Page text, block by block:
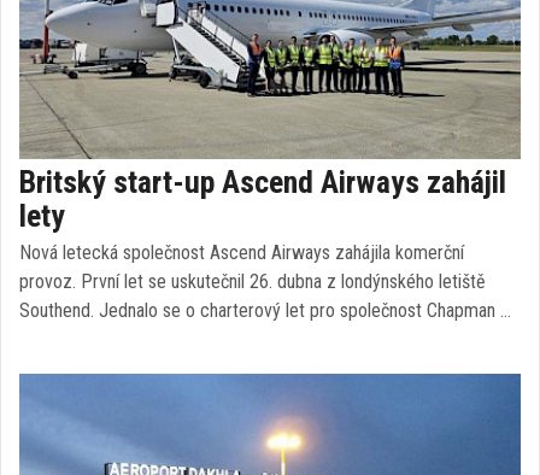
Britský start-up Ascend Airways zahájil
lety
Nová letecká společnost Ascend Airways zahájila komerční
provoz. První let se uskutečnil 26. dubna z londýnského letiště
Southend. Jednalo se o charterový let pro společnost Chapman …